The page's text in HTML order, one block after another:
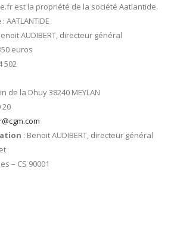
est la propriété de la société Aatlantide.
: AATLANTIDE
AUDIBERT, directeur général
euros
502
de la Dhuy 38240 MEYLAN
20
: Benoit AUDIBERT, directeur général
– CS 90001